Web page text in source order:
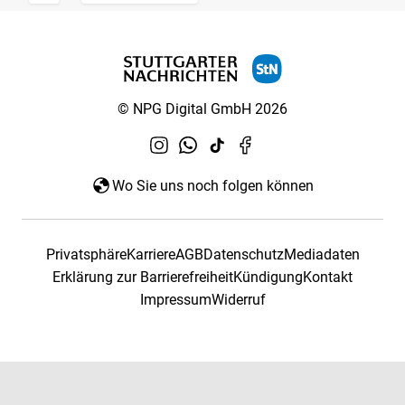
© NPG Digital GmbH 2026
Wo Sie uns noch folgen können
PrivatsphäreKarriereAGBDatenschutzMediadaten
Erklärung zur BarrierefreiheitKündigungKontakt
ImpressumWiderruf